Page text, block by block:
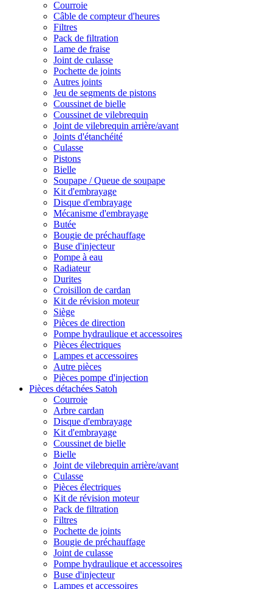
Courroie
Câble de compteur d'heures
Filtres
Pack de filtration
Lame de fraise
Joint de culasse
Pochette de joints
Autres joints
Jeu de segments de pistons
Coussinet de bielle
Coussinet de vilebrequin
Joint de vilebrequin arrière/avant
Joints d'étanchéité
Culasse
Pistons
Bielle
Soupape / Queue de soupape
Kit d'embrayage
Disque d'embrayage
Mécanisme d'embrayage
Butée
Bougie de préchauffage
Buse d'injecteur
Pompe à eau
Radiateur
Durites
Croisillon de cardan
Kit de révision moteur
Siège
Pièces de direction
Pompe hydraulique et accessoires
Pièces électriques
Lampes et accessoires
Autre pièces
Pièces pompe d'injection
Pièces détachées Satoh
Courroie
Arbre cardan
Disque d'embrayage
Kit d'embrayage
Coussinet de bielle
Bielle
Joint de vilebrequin arrière/avant
Culasse
Pièces électriques
Kit de révision moteur
Pack de filtration
Filtres
Pochette de joints
Bougie de préchauffage
Joint de culasse
Pompe hydraulique et accessoires
Buse d'injecteur
Lampes et accessoires